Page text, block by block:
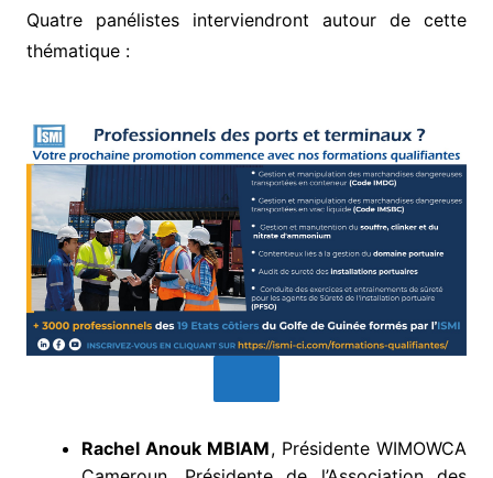
Quatre panélistes interviendront autour de cette
thématique :
Rachel Anouk MBIAM, Présidente WIMOWCA